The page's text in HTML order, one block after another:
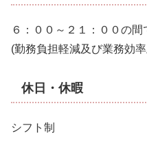
６：００～２１：００の
(勤務負担軽減及び業務効
休日・休暇
シフト制